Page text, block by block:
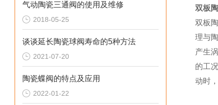
气动陶瓷三通阀的使用及维修
2018-05-25
谈谈延长陶瓷球阀寿命的5种方法
2021-07-20
陶瓷蝶阀的特点及应用
2022-01-22
双板
双板
理与
产生
的工
动时